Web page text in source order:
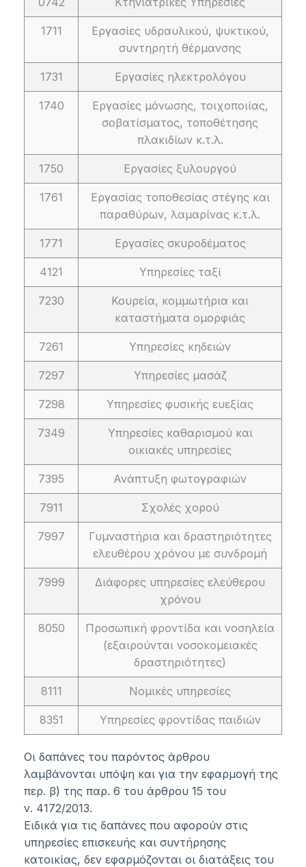
1711
Εργασίες υδραυλικού, ψυκτικού,
συντηρητή θέρμανσης
1731 Εργασίες ηλεκτρολόγου
1740
Εργασίες μόνωσης, τοιχοποιίας,
σοβατίσματος, τοποθέτησης
πλακιδίων κ.τ.λ.
1750 Εργασίες ξυλουργού
1761
Εργασίας τοποθεσίας στέγης και
παραθύρων, λαμαρίνας κ.τ.λ.
1771 Εργασίες σκυροδέματος
4121 Υπηρεσίες ταξί
7230
Κουρεία, κομμωτήρια και
καταστήματα ομορφιάς
7261 Υπηρεσίες κηδειών
7297 Υπηρεσίες μασάζ
7298 Υπηρεσίες φυσικής ευεξίας
7349
Υπηρεσίες καθαρισμού και
οικιακές υπηρεσίες
7395 Ανάπτυξη φωτογραφιών
7911 Σχολές χορού
7997
Γυμναστήρια και δραστηριότητες
ελευθέρου χρόνου με συνδρομή
7999
Διάφορες υπηρεσίες ελεύθερου
χρόνου
8050
Προσωπική φροντίδα και νοσηλεία
(εξαιρούνται νοσοκομειακές
δραστηριότητες)
8111 Νομικές υπηρεσίες
8351 Υπηρεσίες φροντίδας παιδιών
Οι δαπάνες του παρόντος άρθρου
λαμβάνονται υπόψη και για την εφαρμογή της
περ. β) της παρ. 6 του άρθρου 15 του
ν. 4172/2013.
Ειδικά για τις δαπάνες που αφορούν στις
υπηρεσίες επισκευής και συντήρησης
κατοικίας, δεν εφαρμόζονται οι διατάξεις του